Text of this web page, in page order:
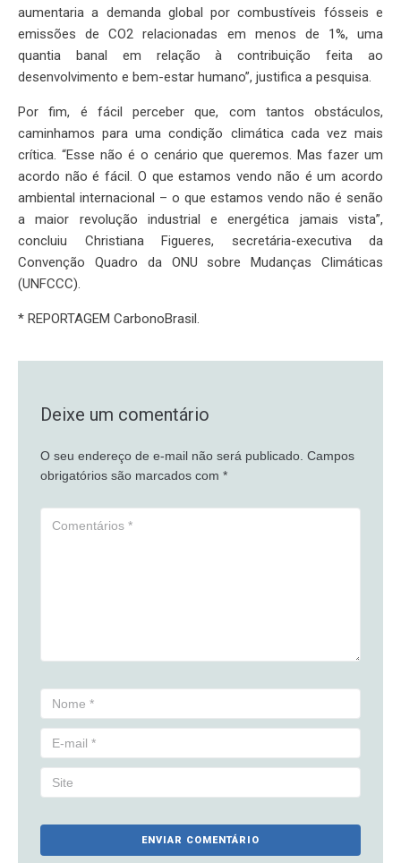
aumentaria a demanda global por combustíveis fósseis e
emissões de CO2 relacionadas em menos de 1%, uma
quantia banal em relação à contribuição feita ao
desenvolvimento e bem-estar humano”, justifica a pesquisa.
Por fim, é fácil perceber que, com tantos obstáculos,
caminhamos para uma condição climática cada vez mais
crítica. “Esse não é o cenário que queremos. Mas fazer um
acordo não é fácil. O que estamos vendo não é um acordo
ambiental internacional – o que estamos vendo não é senão
a maior revolução industrial e energética jamais vista”,
concluiu Christiana Figueres, secretária-executiva da
Convenção Quadro da ONU sobre Mudanças Climáticas
(UNFCCC).
* REPORTAGEM CarbonoBrasil.
Deixe um comentário
O seu endereço de e-mail não será publicado. Campos
obrigatórios são marcados com *